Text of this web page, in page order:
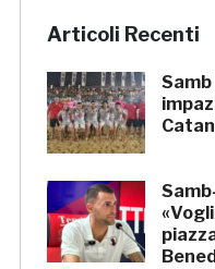
Articoli Recenti